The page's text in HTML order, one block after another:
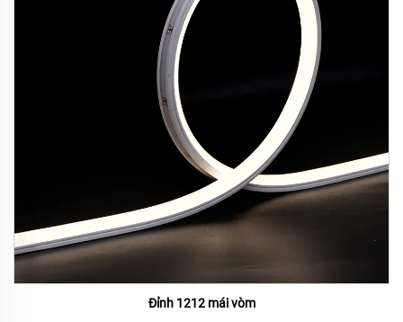
Đỉnh 1212 mái vòm